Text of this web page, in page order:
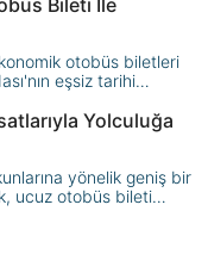
Bileti İle
otobüs biletleri
eşsiz tarihi
Yolculuğa
yönelik geniş bir
ucuz otobüs bileti